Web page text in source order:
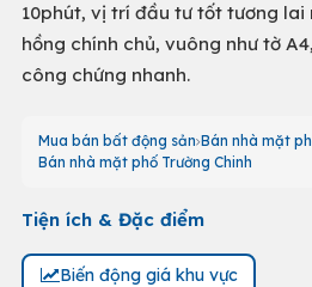
10phút, vị trí đầu tư tốt tương lai
hồng chính chủ, vuông như tờ
công chứng nhanh.
Mua bán bất động sản Bán nhà mặt
Bán nhà mặt phố Trường Chinh
Tiện ích & Đặc điểm
Biến động giá khu vực